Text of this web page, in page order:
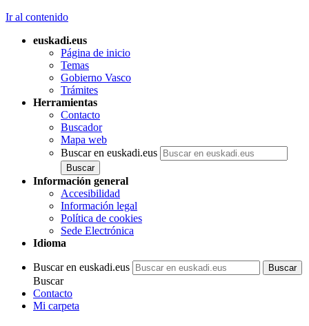
Ir al contenido
euskadi.eus
Página de inicio
Temas
Gobierno Vasco
Trámites
Herramientas
Contacto
Buscador
Mapa web
Buscar en euskadi.eus
Información general
Accesibilidad
Información legal
Política de cookies
Sede Electrónica
Idioma
Buscar en euskadi.eus
Buscar
Contacto
Mi carpeta